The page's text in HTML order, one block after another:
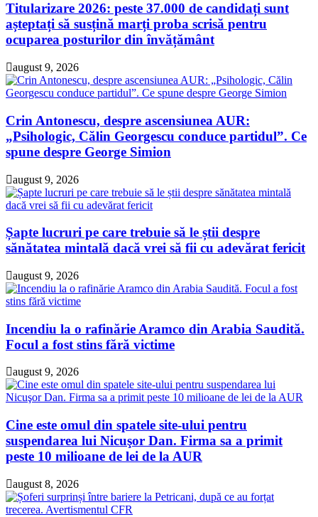
Titularizare 2026: peste 37.000 de candidați sunt
așteptați să susțină marți proba scrisă pentru
ocuparea posturilor din învățământ
august 9, 2026
Crin Antonescu, despre ascensiunea AUR:
„Psihologic, Călin Georgescu conduce partidul”. Ce
spune despre George Simion
august 9, 2026
Șapte lucruri pe care trebuie să le știi despre
sănătatea mintală dacă vrei să fii cu adevărat fericit
august 9, 2026
Incendiu la o rafinărie Aramco din Arabia Saudită.
Focul a fost stins fără victime
august 9, 2026
Cine este omul din spatele site-ului pentru
suspendarea lui Nicuşor Dan. Firma sa a primit
peste 10 milioane de lei de la AUR
august 8, 2026